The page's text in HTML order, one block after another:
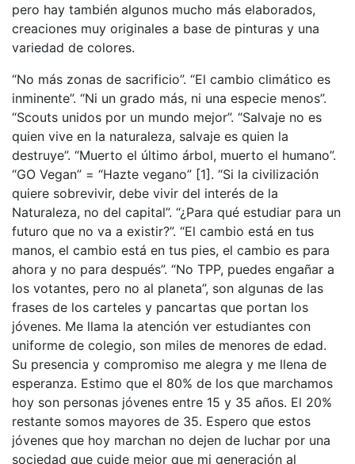
pero hay también algunos mucho más elaborados,
creaciones muy originales a base de pinturas y una
variedad de colores.
“No más zonas de sacrificio”. “El cambio climático es
inminente”. “Ni un grado más, ni una especie menos”.
“Scouts unidos por un mundo mejor”. “Salvaje no es
quien vive en la naturaleza, salvaje es quien la
destruye”. “Muerto el último árbol, muerto el humano”.
“GO Vegan” = “Hazte vegano” [1]. “Si la civilización
quiere sobrevivir, debe vivir del interés de la
Naturaleza, no del capital”. “¿Para qué estudiar para un
futuro que no va a existir?”. “El cambio está en tus
manos, el cambio está en tus pies, el cambio es para
ahora y no para después”. “No TPP, puedes engañar a
los votantes, pero no al planeta”, son algunas de las
frases de los carteles y pancartas que portan los
jóvenes. Me llama la atención ver estudiantes con
uniforme de colegio, son miles de menores de edad.
Su presencia y compromiso me alegra y me llena de
esperanza. Estimo que el 80% de los que marchamos
hoy son personas jóvenes entre 15 y 35 años. El 20%
restante somos mayores de 35. Espero que estos
jóvenes que hoy marchan no dejen de luchar por una
sociedad que cuide mejor que mi generación al